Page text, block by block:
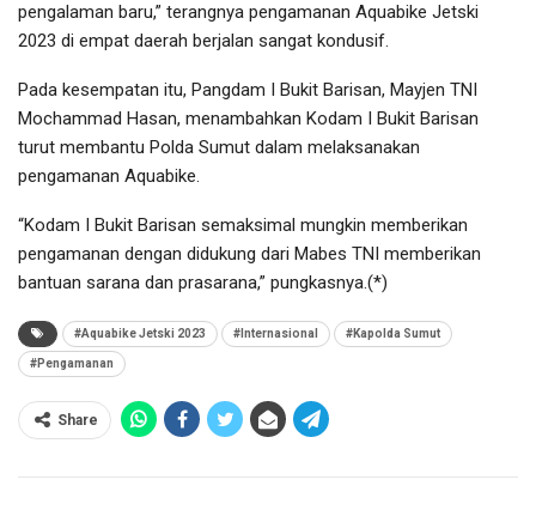
pengalaman baru,” terangnya pengamanan Aquabike Jetski
2023 di empat daerah berjalan sangat kondusif.
Pada kesempatan itu, Pangdam I Bukit Barisan, Mayjen TNI
Mochammad Hasan, menambahkan Kodam I Bukit Barisan
turut membantu Polda Sumut dalam melaksanakan
pengamanan Aquabike.
“Kodam I Bukit Barisan semaksimal mungkin memberikan
pengamanan dengan didukung dari Mabes TNI memberikan
bantuan sarana dan prasarana,” pungkasnya.(*)
#Aquabike Jetski 2023 #Internasional #Kapolda Sumut
#Pengamanan
Share